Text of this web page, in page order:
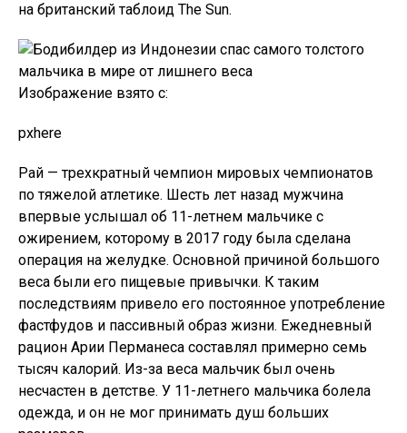
на британский таблоид The Sun.
Изображение взято с:
pxhere
Рай — трехкратный чемпион мировых чемпионатов
по тяжелой атлетике. Шесть лет назад мужчина
впервые услышал об 11-летнем мальчике с
ожирением, которому в 2017 году была сделана
операция на желудке. Основной причиной большого
веса были его пищевые привычки. К таким
последствиям привело его постоянное употребление
фастфудов и пассивный образ жизни. Ежедневный
рацион Арии Перманеса составлял примерно семь
тысяч калорий. Из-за веса мальчик был очень
несчастен в детстве. У 11-летнего мальчика болела
одежда, и он не мог принимать душ больших